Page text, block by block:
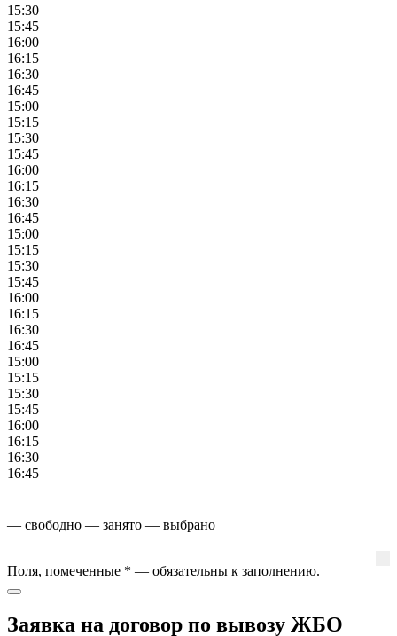
15:30
15:45
16:00
16:15
16:30
16:45
15:00
15:15
15:30
15:45
16:00
16:15
16:30
16:45
15:00
15:15
15:30
15:45
16:00
16:15
16:30
16:45
15:00
15:15
15:30
15:45
16:00
16:15
16:30
16:45
— свободно — занято — выбрано
Поля, помеченные * — обязательны к заполнению.
Заявка на договор по вывозу ЖБО